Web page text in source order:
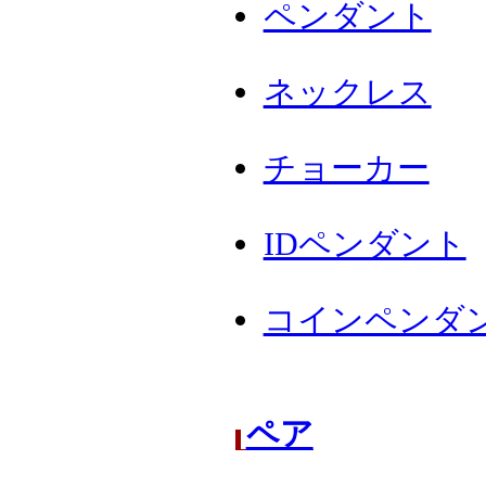
ペンダント
ネックレス
チョーカー
IDペンダント
コインペンダ
ペア